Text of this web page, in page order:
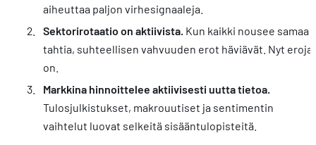
aiheuttaa paljon virhesignaaleja.
Sektorirotaatio on aktiivista.Kun kaikki nousee samaa
tahtia, suhteellisen vahvuuden erot häviävät. Nyt eroja
on.
Markkina hinnoittelee aktiivisesti uutta tietoa.
Tulosjulkistukset, makrouutiset ja sentimentin
vaihtelut luovat selkeitä sisääntulopisteitä.